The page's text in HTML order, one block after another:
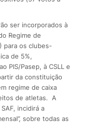
ser incorporados à
Regime de
para os clubes-
de 5%,
PIS/Pasep, à CSLL e
da constituição
regime de caixa
de atletas. A
incidirá a
sobre todas as